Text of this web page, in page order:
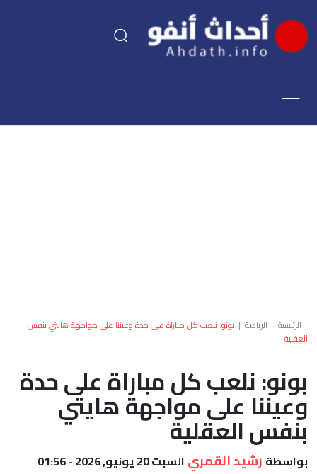
اقتصاد
العالم
الصحراء
الرئيسية| الرياضة | بونو: نلعب كل مباراة على حدة وعيننا على مواجهة هايتي بنفس
العقلية
بونو: نلعب كل مباراة على حدة
وعيننا على مواجهة هايتي
بنفس العقلية
بواسطة رشيد القمري السبت 20 يونيو, 2026 - 01:56